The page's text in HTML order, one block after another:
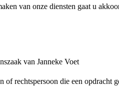
van onze diensten gaat u
van Janneke Voet
of rechtspersoon die een opdracht